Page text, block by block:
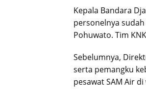
Kepala Bandara
personelnya
Pohuwato. Tim
Sebelumnya,
serta pemangku
pesawat SAM Air